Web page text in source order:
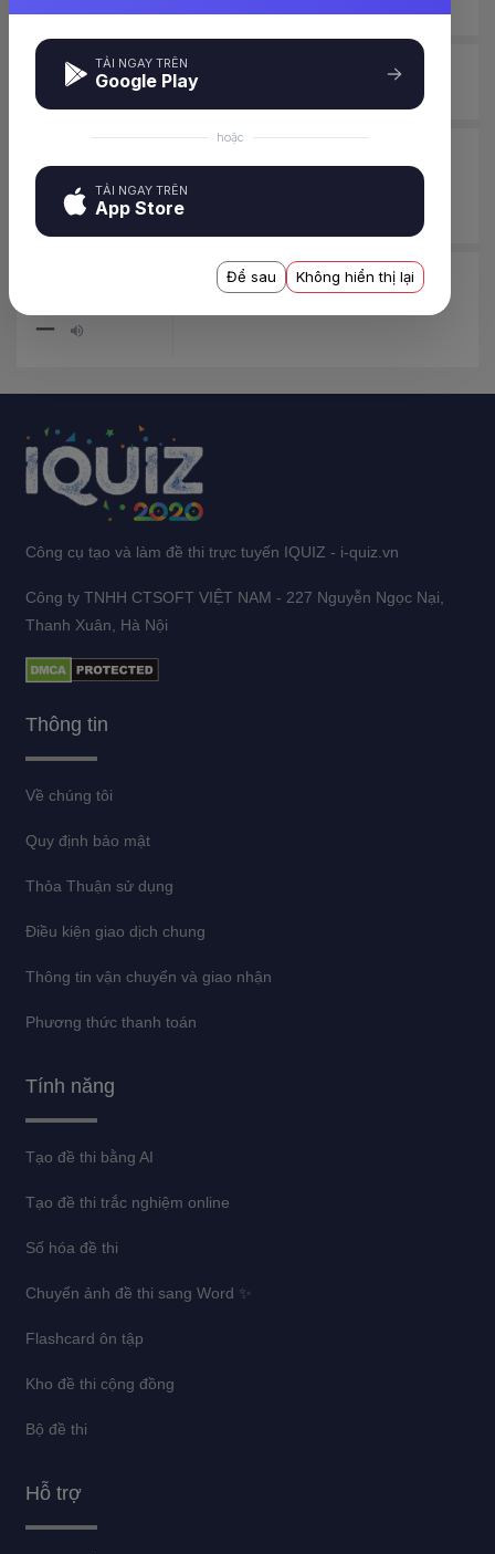
くに đất nước
エウカレー
thang cuốn
ー
thang máy
Công cụ tạo và làm đề thi trực tuyến IQUIZ - i-quiz.vn
Công ty TNHH CTSOFT VIỆT NAM - 227 Nguyễn Ngọc Nại,
Thanh Xuân, Hà Nội
Thông tin
Về chúng tôi
Quy định bảo mật
Thỏa Thuận sử dụng
Điều kiện giao dịch chung
Thông tin vận chuyển và giao nhận
Phương thức thanh toán
Tính năng
Tạo đề thi bằng AI
Tạo đề thi trắc nghiệm online
Số hóa đề thi
Chuyển ảnh đề thi sang Word ✨
Flashcard ôn tập
Kho đề thi cộng đồng
Bộ đề thi
Hỗ trợ
TẢI NGAY TRÊN
Google Play
hoặc
TẢI NGAY TRÊN
App Store
Để sau Không hiển thị lại